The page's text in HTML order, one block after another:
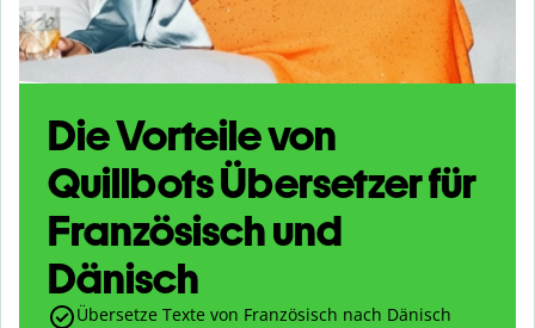
Die Vorteile von
Quillbots Übersetzer für
Französisch und
Dänisch
Übersetze Texte von Französisch nach Dänisch